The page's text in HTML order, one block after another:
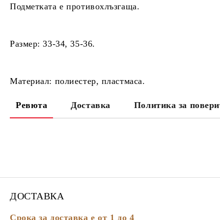
Подметката епротивохлъзгаща.
Размер:33-34, 35-36.
Материал: полиестер, пластмаса.
Ревюта Доставка Политика за
ДОСТАВКА
Срока за доставка е от 1 до 4